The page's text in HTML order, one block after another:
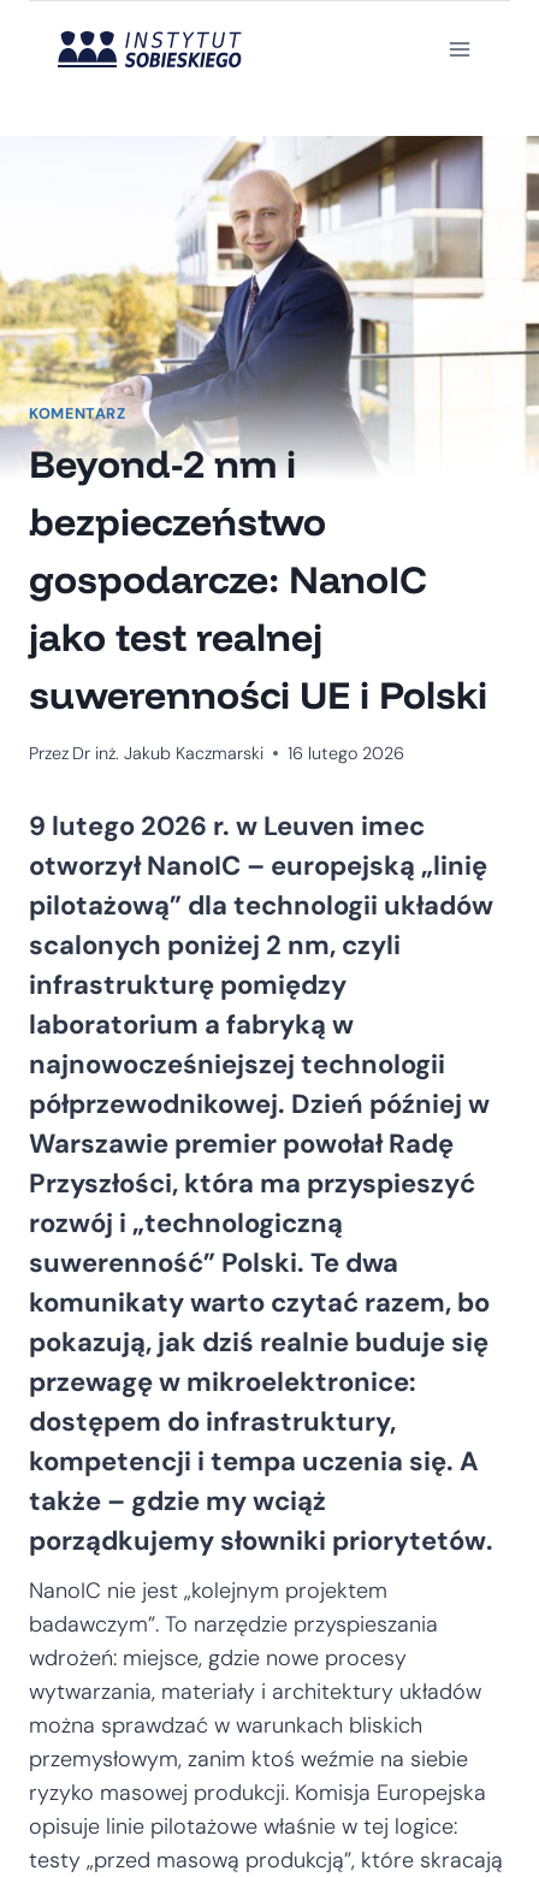
KOMENTARZ
Beyond-2 nm i
bezpieczeństwo
gospodarcze: NanoIC
jako test realnej
suwerenności UE i Polski
Przez Dr inż. Jakub Kaczmarski 16 lutego 2026
9 lutego 2026 r. w Leuven imec
otworzył NanoIC – europejską „linię
pilotażową” dla technologii układów
scalonych poniżej 2 nm, czyli
infrastrukturę pomiędzy
laboratorium a fabryką w
najnowocześniejszej technologii
półprzewodnikowej. Dzień później w
Warszawie premier powołał Radę
Przyszłości, która ma przyspieszyć
rozwój i „technologiczną
suwerenność” Polski. Te dwa
komunikaty warto czytać razem, bo
pokazują, jak dziś realnie buduje się
przewagę w mikroelektronice:
dostępem do infrastruktury,
kompetencji i tempa uczenia się. A
także – gdzie my wciąż
porządkujemy słowniki priorytetów.
NanoIC nie jest „kolejnym projektem
badawczym”. To narzędzie przyspieszania
wdrożeń: miejsce, gdzie nowe procesy
wytwarzania, materiały i architektury układów
można sprawdzać w warunkach bliskich
przemysłowym, zanim ktoś weźmie na siebie
ryzyko masowej produkcji. Komisja Europejska
opisuje linie pilotażowe właśnie w tej logice:
testy „przed masową produkcją”, które skracają